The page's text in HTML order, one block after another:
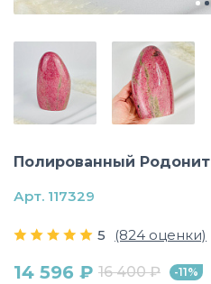
Полированный Родонит
5 (824 оценки)
14 596 ₽ 16 400 ₽ -11%
Арт. 117329